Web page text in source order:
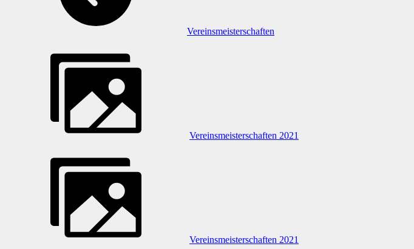
Vereinsmeisterschaften
Vereinsmeisterschaften 2021
Vereinsmeisterschaften 2021